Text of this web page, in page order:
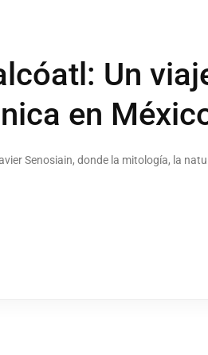
Un
en
Senosiain, donde la mitología, la